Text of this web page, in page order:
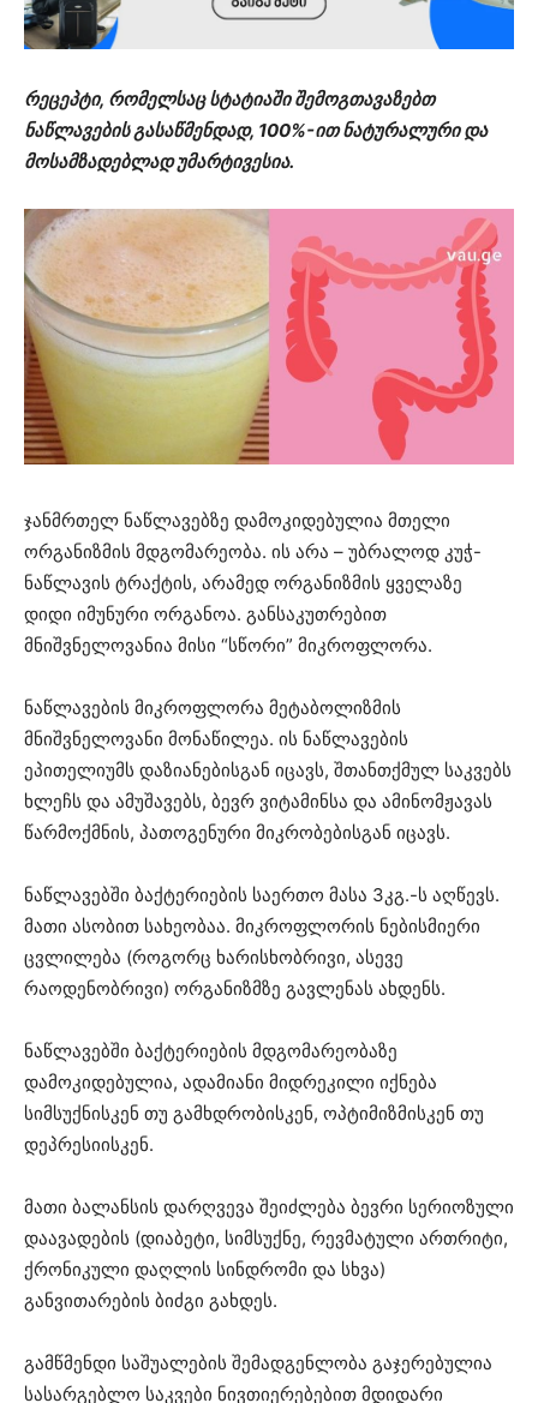
რეცეპტი, რომელსაც სტატიაში შემოგთავაზებთ
ნაწლავების გასაწმენდად, 100%-ით ნატურალური და
მოსამზადებლად უმარტივესია.
ჯანმრთელ ნაწლავებზე დამოკიდებულია მთელი
ორგანიზმის მდგომარეობა. ის არა – უბრალოდ კუჭ-
ნაწლავის ტრაქტის, არამედ ორგანიზმის ყველაზე
დიდი იმუნური ორგანოა. განსაკუთრებით
მნიშვნელოვანია მისი “სწორი” მიკროფლორა.
ნაწლავების მიკროფლორა მეტაბოლიზმის
მნიშვნელოვანი მონაწილეა. ის ნაწლავების
ეპითელიუმს დაზიანებისგან იცავს, შთანთქმულ საკვებს
ხლეჩს და ამუშავებს, ბევრ ვიტამინსა და ამინომჟავას
წარმოქმნის, პათოგენური მიკრობებისგან იცავს.
ნაწლავებში ბაქტერიების საერთო მასა 3კგ.-ს აღწევს.
მათი ასობით სახეობაა. მიკროფლორის ნებისმიერი
ცვლილება (როგორც ხარისხობრივი, ასევე
რაოდენობრივი) ორგანიზმზე გავლენას ახდენს.
ნაწლავებში ბაქტერიების მდგომარეობაზე
დამოკიდებულია, ადამიანი მიდრეკილი იქნება
სიმსუქნისკენ თუ გამხდრობისკენ, ოპტიმიზმისკენ თუ
დეპრესიისკენ.
მათი ბალანსის დარღვევა შეიძლება ბევრი სერიოზული
დაავადების (დიაბეტი, სიმსუქნე, რევმატული ართრიტი,
ქრონიკული დაღლის სინდრომი და სხვა)
განვითარების ბიძგი გახდეს.
გამწმენდი საშუალების შემადგენლობა გაჯერებულია
სასარგებლო საკვები ნივთიერებებით მდიდარი